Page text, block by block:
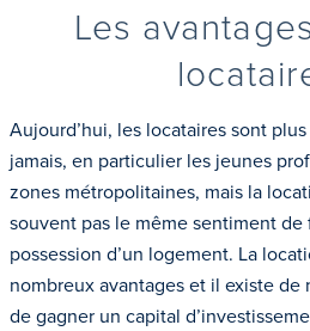
Les
Aujourd’hui, les locataires sont
jamais, en particulier les jeunes
zones métropolitaines, mais la
souvent pas le même sentiment de
possession d’un logement. La
nombreux avantages et il existe de
de gagner un capital